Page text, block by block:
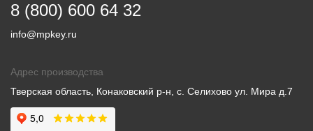
8 (800) 600 64 32
info@mpkey.ru
Адрес производства
Тверская область, Конаковский р-н, с. Селихово ул. Мира д.7